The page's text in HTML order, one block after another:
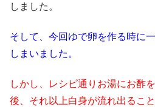
しました。
そして、今回ゆで卵を作る時に
しまいました。
しかし、レシピ通りお湯にお酢
後、それ以上白身が流れ出るこ